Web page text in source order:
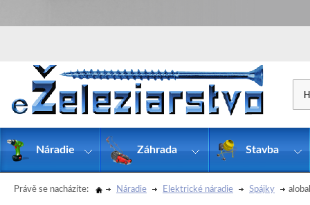
Právě se nacházíte: Náradie Elektrické náradie Spájky
Náradie Záhrada Stavba